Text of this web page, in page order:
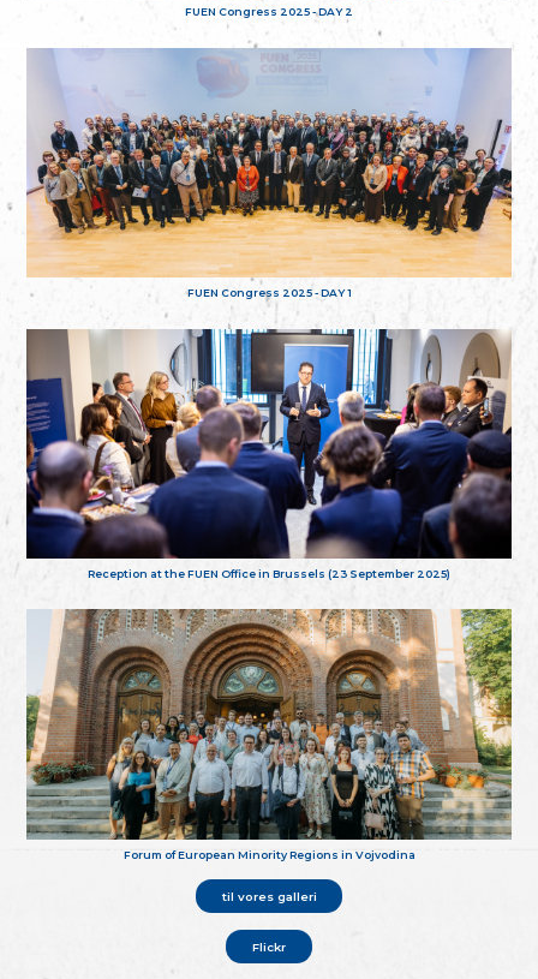
FUEN Congress 2025 - DAY 2
FUEN Congress 2025 - DAY 1
Reception at the FUEN Office in Brussels (23 September 2025)
Forum of European Minority Regions in Vojvodina
til vores galleri
Flickr